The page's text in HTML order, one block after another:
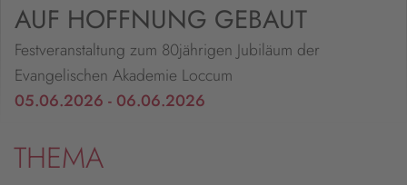
AUF HOFFNUNG GEBAUT
Festveranstaltung zum 80jährigen Jubiläum der
Evangelischen Akademie Loccum
05.06.2026 - 06.06.2026
THEMA